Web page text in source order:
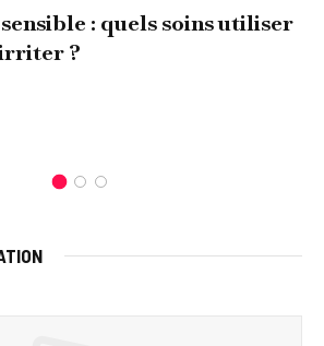
: quels soins utiliser
?